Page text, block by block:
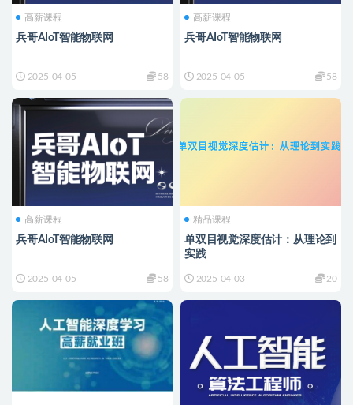
高薪课程
兵哥AIoT智能物联网
2025-04-05 58
高薪课程
兵哥AIoT智能物联网
2025-04-05 58
高薪课程
兵哥AIoT智能物联网
2025-04-05 58
精品课程
单双目视觉深度估计：从理论到
实践
2025-04-03 20